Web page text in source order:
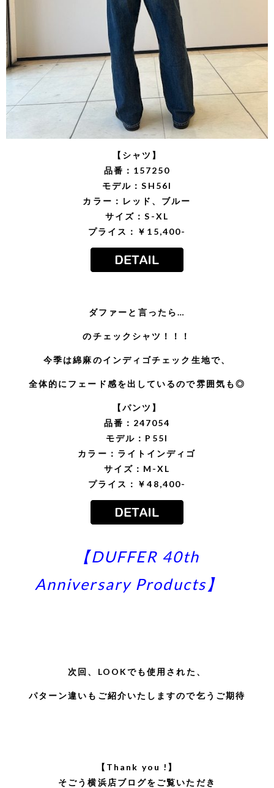
【シャツ】
品番：157250
モデル：SH56I
カラー：レッド、ブルー
サイズ：S-XL
プライス：￥15,400-
ダファーと言ったら…
のチェックシャツ！！！
今季は綿麻のインディゴチェック生地で、
全体的にフェード感を出しているので雰囲気も◎
【パンツ】
品番：247054
モデル：P55I
カラー：ライトインディゴ
サイズ：M-XL
プライス：￥48,400-
【DUFFER 40th
AnniversaryProducts】
次回、LOOKでも使用された、
パターン違いもご紹介いたしますので乞うご期待
【Thank you !】
そごう横浜店ブログをご覧いただき